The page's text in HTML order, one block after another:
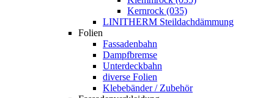
Kernrock (035)
LINITHERM Steildachdämmung
Folien
Fassadenbahn
Dampfbremse
Unterdeckbahn
diverse Folien
Klebebänder / Zubehör